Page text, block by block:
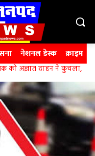
नेशनल डेस्क क्राइम
को अज्ञात वाहन ने कुचला,